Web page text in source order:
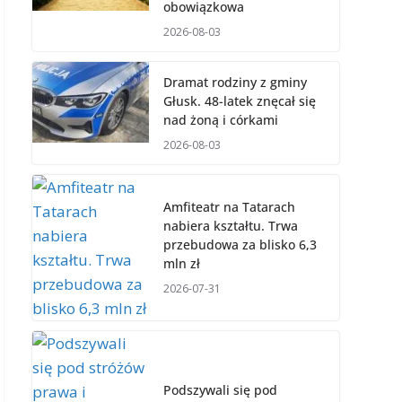
obowiązkowa
2026-08-03
Dramat rodziny z gminy
Głusk. 48-latek znęcał się
nad żoną i córkami
2026-08-03
Amfiteatr na Tatarach
nabiera kształtu. Trwa
przebudowa za blisko 6,3
mln zł
2026-07-31
Podszywali się pod